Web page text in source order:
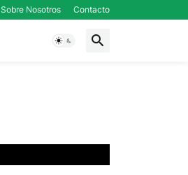
Sobre Nosotros Contacto